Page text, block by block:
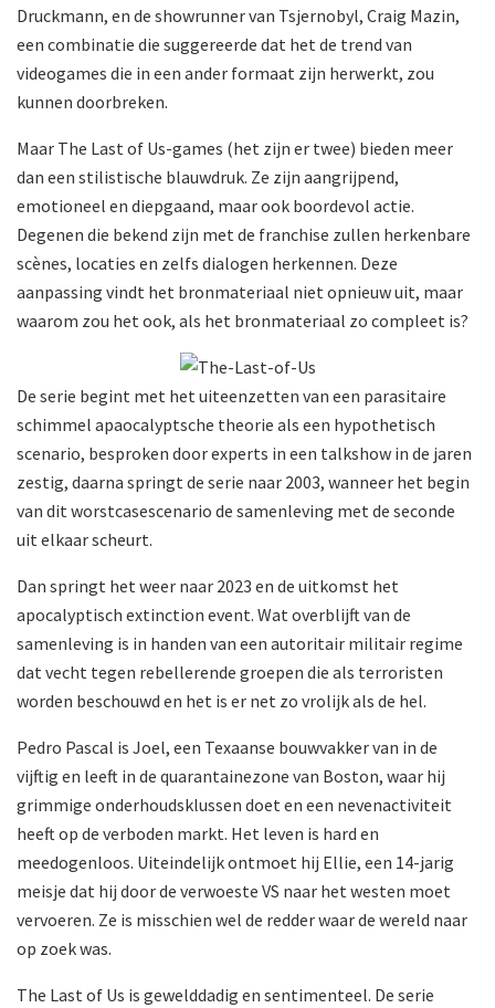
Druckmann, en de showrunner van Tsjernobyl, Craig Mazin,
een combinatie die suggereerde dat het de trend van
videogames die in een ander formaat zijn herwerkt, zou
kunnen doorbreken.
Maar The Last of Us-games (het zijn er twee) bieden meer
dan een stilistische blauwdruk. Ze zijn aangrijpend,
emotioneel en diepgaand, maar ook boordevol actie.
Degenen die bekend zijn met de franchise zullen herkenbare
scènes, locaties en zelfs dialogen herkennen. Deze
aanpassing vindt het bronmateriaal niet opnieuw uit, maar
waarom zou het ook, als het bronmateriaal zo compleet is?
De serie begint met het uiteenzetten van een parasitaire
schimmel apaocalyptsche theorie als een hypothetisch
scenario, besproken door experts in een talkshow in de jaren
zestig, daarna springt de serie naar 2003, wanneer het begin
van dit worstcasescenario de samenleving met de seconde
uit elkaar scheurt.
Dan springt het weer naar 2023 en de uitkomst het
apocalyptisch extinction event. Wat overblijft van de
samenleving is in handen van een autoritair militair regime
dat vecht tegen rebellerende groepen die als terroristen
worden beschouwd en het is er net zo vrolijk als de hel.
Pedro Pascal is Joel, een Texaanse bouwvakker van in de
vijftig en leeft in de quarantainezone van Boston, waar hij
grimmige onderhoudsklussen doet en een nevenactiviteit
heeft op de verboden markt. Het leven is hard en
meedogenloos. Uiteindelijk ontmoet hij Ellie, een 14-jarig
meisje dat hij door de verwoeste VS naar het westen moet
vervoeren. Ze is misschien wel de redder waar de wereld naar
op zoek was.
The Last of Us is gewelddadig en sentimenteel. De serie